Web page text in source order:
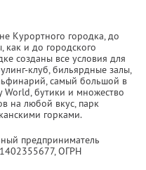
Курортного городка, до
как и до городского
созданы все условия для
клуб, бильярдные залы,
самый большой в
World, бутики и множество
на любой вкус, парк
горками.
предприниматель
, ОГРН